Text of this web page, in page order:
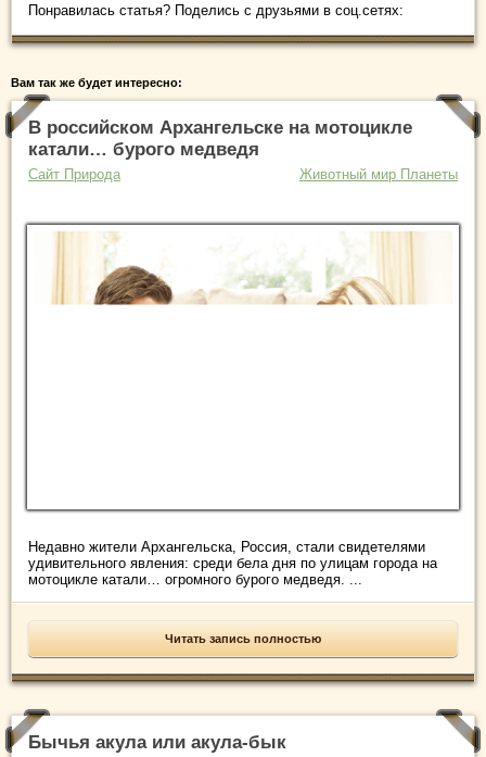
Понравилась статья? Поделись с друзьями в соц.сетях:
Вам так же будет интересно:
В российском Архангельске на мотоцикле
катали… бурого медведя
Сайт Природа Животный мир Планеты
Недавно жители Архангельска, Россия, стали свидетелями
удивительного явления: среди бела дня по улицам города на
мотоцикле катали… огромного бурого медведя. ...
Читать запись полностью
Бычья акула или акула-бык